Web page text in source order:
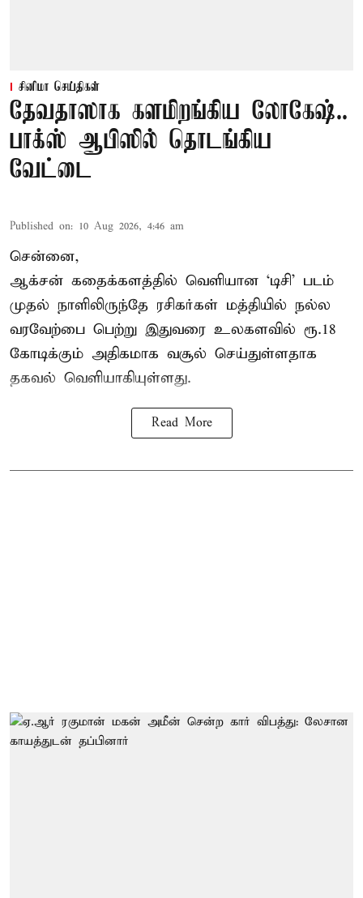
சினிமா செய்திகள்
தேவதாஸாக களமிறங்கிய லோகேஷ்..
பாக்ஸ் ஆபிஸில் தொடங்கிய
வேட்டை
Published on: 10 Aug 2026, 4:46 am
சென்னை,
ஆக்சன் கதைக்களத்தில் வெளியான ‘டிசி’ படம்
முதல் நாளிலிருந்தே ரசிகர்கள் மத்தியில் நல்ல
வரவேற்பை பெற்று இதுவரை உலகளவில் ரூ.18
கோடிக்கும் அதிகமாக வசூல் செய்துள்ளதாக
தகவல் வெளியாகியுள்ளது.
Read More